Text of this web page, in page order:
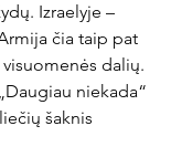
Izraelyje –
čia taip pat
dalių.
niekada“
šaknis